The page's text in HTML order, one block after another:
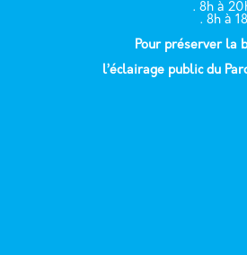
. 8h à
. 8h à
Pour préserver la
l’éclairage public du